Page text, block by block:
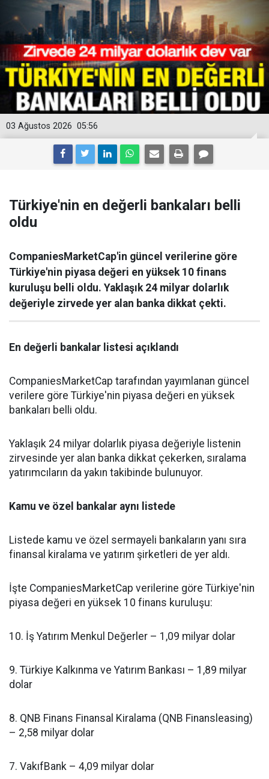
05:56
03 Ağustos 2026
Türkiye'nin en değerli bankaları belli
oldu
CompaniesMarketCap'in güncel verilerine göre
Türkiye'nin piyasa değeri en yüksek 10 finans
kuruluşu belli oldu. Yaklaşık 24 milyar dolarlık
değeriyle zirvede yer alan banka dikkat çekti.
En değerli bankalar listesi açıklandı
CompaniesMarketCap tarafından yayımlanan güncel
verilere göre Türkiye'nin piyasa değeri en yüksek
bankaları belli oldu.
Yaklaşık 24 milyar dolarlık piyasa değeriyle listenin
zirvesinde yer alan banka dikkat çekerken, sıralama
yatırımcıların da yakın takibinde bulunuyor.
Kamu ve özel bankalar aynı listede
Listede kamu ve özel sermayeli bankaların yanı sıra
finansal kiralama ve yatırım şirketleri de yer aldı.
İşte CompaniesMarketCap verilerine göre Türkiye'nin
piyasa değeri en yüksek 10 finans kuruluşu:
10. İş Yatırım Menkul Değerler – 1,09 milyar dolar
9. Türkiye Kalkınma ve Yatırım Bankası – 1,89 milyar
dolar
8. QNB Finans Finansal Kiralama (QNB Finansleasing)
– 2,58 milyar dolar
7. VakıfBank – 4,09 milyar dolar